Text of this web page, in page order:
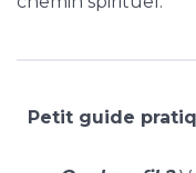
Petit guide